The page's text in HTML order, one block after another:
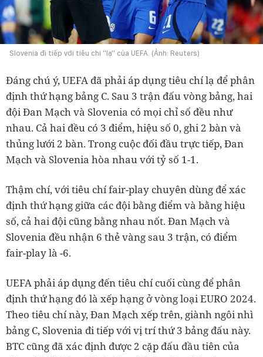
Slovenia đi tiếp với tiêu chí ''lạ'' của UEFA. (Ảnh: Reuters)
Đáng chú ý, UEFA đã phải áp dụng tiêu chí lạ để phân
định thứ hạng bảng C. Sau 3 trận đấu vòng bảng, hai
đội Đan Mạch và Slovenia có mọi chỉ số đều như
nhau. Cả hai đều có 3 điểm, hiệu số 0, ghi 2 bàn và
thủng lưới 2 bàn. Trong cuộc đối đầu trực tiếp, Đan
Mạch và Slovenia hòa nhau với tỷ số 1-1.
Thậm chí, với tiêu chí fair-play chuyên dùng để xác
định thứ hạng giữa các đội bằng điểm và bằng hiệu
số, cả hai đội cũng bằng nhau nốt. Đan Mạch và
Slovenia đều nhận 6 thẻ vàng sau 3 trận, có điểm
fair-play là -6.
UEFA phải áp dụng đến tiêu chí cuối cùng để phân
định thứ hạng đó là xếp hạng ở vòng loại EURO 2024.
Theo tiêu chí này, Đan Mạch xếp trên, giành ngôi nhì
bảng C, Slovenia đi tiếp với vị trí thứ 3 bảng đấu này.
BTC cũng đã xác định được 2 cặp đấu đầu tiên của